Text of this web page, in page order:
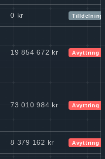
0 kr Tilldelning
19 854 672 kr Avyttring
73 010 984 kr Avyttring
8 379 162 kr Avyttring